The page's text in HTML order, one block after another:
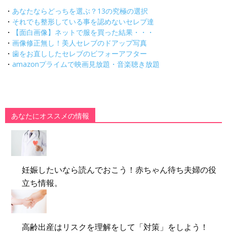
・ あなたならどっちを選ぶ？13の究極の選択
・ それでも整形している事を認めないセレブ達
・
【面白画像】ネットで服を買った結果・・・
・ 画像修正無し！美人セレブのドアップ写真
・ 歯をお直ししたセレブのビフォーアフター
・ amazonプライムで映画見放題・音楽聴き放題
あなたにオススメの情報
妊娠したいなら読んでおこう！赤ちゃん待ち夫婦の役
立ち情報。
高齢出産はリスクを理解をして「対策」をしよう！